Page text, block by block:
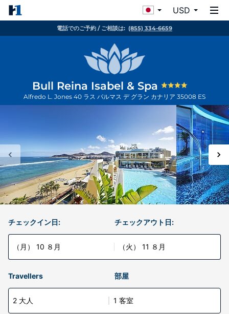
USD
電話でのご予約 / ご相談は: (855) 334-6659
Bull Reina Isabel & Spa
Alfredo L. Jones 40 ラス パルマス デ グラン カナリア 35008 ES
チェックイン日:
（月） 10 ８月
チェックアウト日:
（火） 11 ８月
Travellers 部屋
2 大人 1 客室